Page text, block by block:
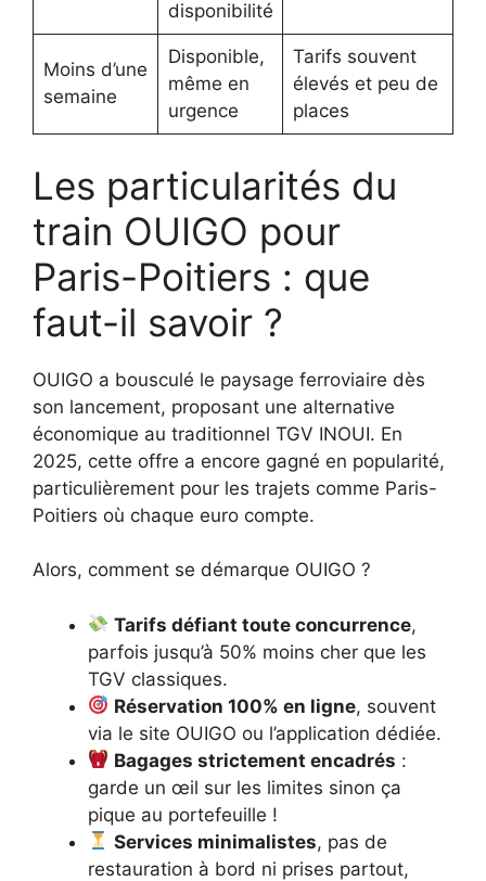
disponibilité
Moins d’une
semaine
Disponible,
même en
urgence
Tarifs souvent
élevés et peu de
places
Les particularités du
train OUIGO pour
Paris-Poitiers : que
faut-il savoir ?
OUIGO a bousculé le paysage ferroviaire dès
son lancement, proposant une alternative
économique au traditionnel TGV INOUI. En
2025, cette offre a encore gagné en popularité,
particulièrement pour les trajets comme Paris-
Poitiers où chaque euro compte.
Alors, comment se démarque OUIGO ?
Tarifs défiant toute concurrence,
parfois jusqu’à 50% moins cher que les
TGV classiques.
Réservation 100% en ligne, souvent
via le site OUIGO ou l’application dédiée.
Bagages strictement encadrés :
garde un œil sur les limites sinon ça
pique au portefeuille !
Services minimalistes, pas de
restauration à bord ni prises partout,